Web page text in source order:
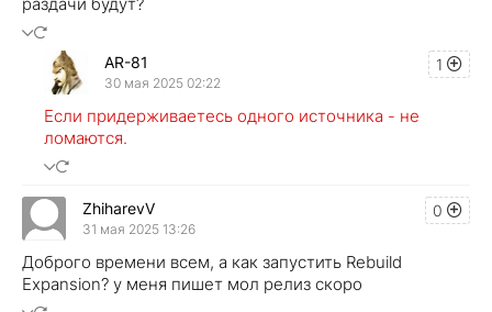
1
AR-81
30 мая 2025 02:22
Если придерживаетесь одного источника - не
ломаются.
0
ZhiharevV
31 мая 2025 13:26
Доброго времени всем, а как запустить Rebuild
Expansion? у меня пишет мол релиз скоро